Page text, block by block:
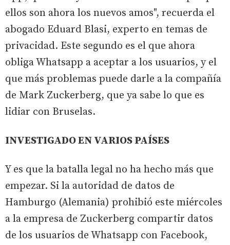
ellos son ahora los nuevos amos", recuerda el
abogado Eduard Blasi, experto en temas de
privacidad. Este segundo es el que ahora
obliga Whatsapp a aceptar a los usuarios, y el
que más problemas puede darle a la compañía
de Mark Zuckerberg, que ya sabe lo que es
lidiar con Bruselas.
INVESTIGADO EN VARIOS PAÍSES
Y es que la batalla legal no ha hecho más que
empezar. Si la autoridad de datos de
Hamburgo (Alemania) prohibió este miércoles
a la empresa de Zuckerberg compartir datos
de los usuarios de Whatsapp con Facebook,